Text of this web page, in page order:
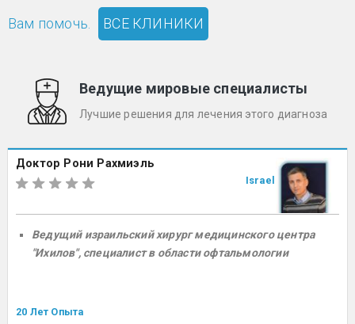
Вам помочь. ВСЕ КЛИНИКИ
Ведущие мировые специалисты
Лучшие решения для лечения этого диагноза
Доктор Рони Рахмиэль
Israel
Ведущий израильский хирург медицинского центра
"Ихилов", специалист в области офтальмологии
20 Лет Опыта